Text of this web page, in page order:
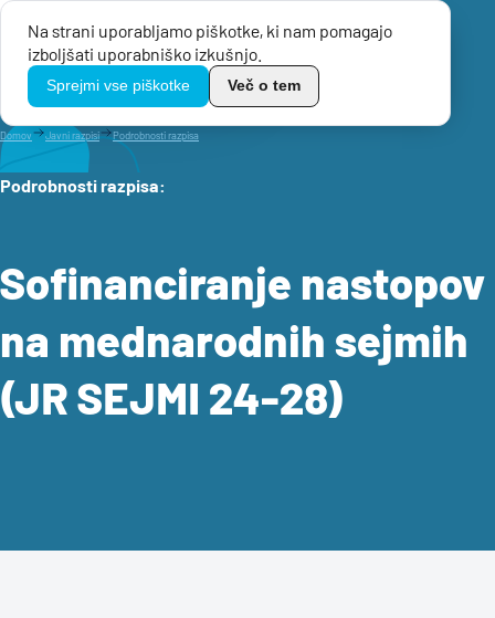
Na strani uporabljamo piškotke, ki nam pomagajo
izboljšati uporabniško izkušnjo.
Sprejmi vse piškotke Več o tem
TikoPro
Menu
Domov Javni razpisi Podrobnosti razpisa
Podrobnosti razpisa:
Sofinanciranje nastopov
na mednarodnih sejmih
(JR SEJMI 24-28)